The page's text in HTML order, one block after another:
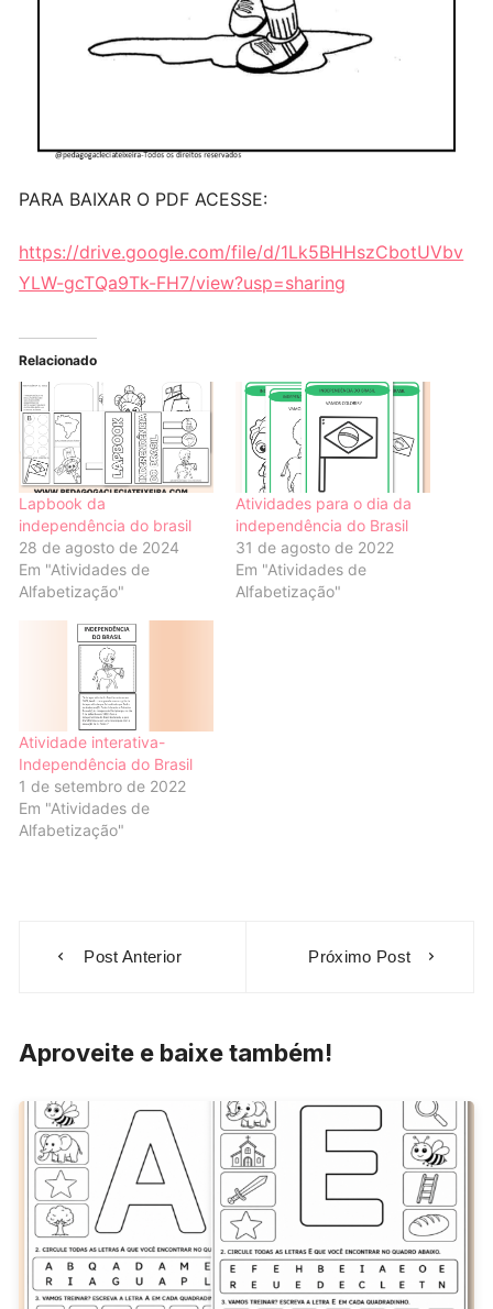
PARA BAIXAR O PDF ACESSE:
https://drive.google.com/file/d/1Lk5BHHszCbotUVbv
YLW-gcTQa9Tk-FH7/view?usp=sharing
Relacionado
Lapbook da
independência do brasil
28 de agosto de 2024
Em "Atividades de
Alfabetização"
Atividades para o dia da
independência do Brasil
31 de agosto de 2022
Em "Atividades de
Alfabetização"
Atividade interativa-
Independência do Brasil
1 de setembro de 2022
Em "Atividades de
Alfabetização"
Post Anterior Próximo Post
Aproveite e baixe também!